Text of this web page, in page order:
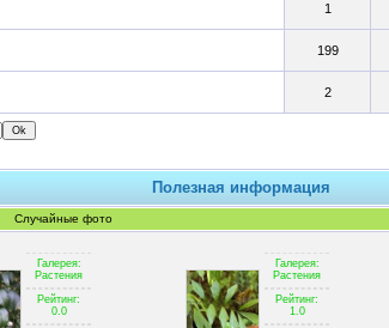
1
199
2
Полезная информация
Случайные фото
Галерея:
Растения
Рейтинг:
0.0
Галерея:
Растения
Рейтинг:
1.0